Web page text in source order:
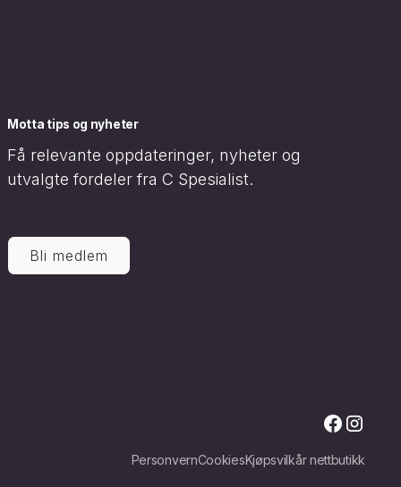
Motta tips og nyheter
Få relevante oppdateringer, nyheter og
utvalgte fordeler fra C Spesialist.
Bli medlem
PersonvernCookiesKjøpsvilkår nettbutikk